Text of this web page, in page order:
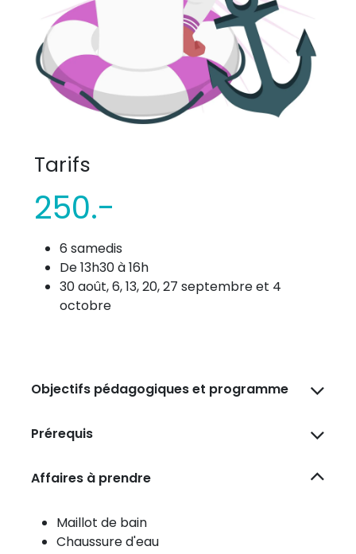
Tarifs
250.-
6 samedis
De 13h30 à 16h
30 août, 6, 13, 20, 27 septembre et 4
octobre
Objectifs pédagogiques et programme
Prérequis
Affaires à prendre
Maillot de bain
Chaussure d'eau